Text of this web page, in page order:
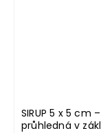
SIRUP 5 x 5 cm –
průhledná v